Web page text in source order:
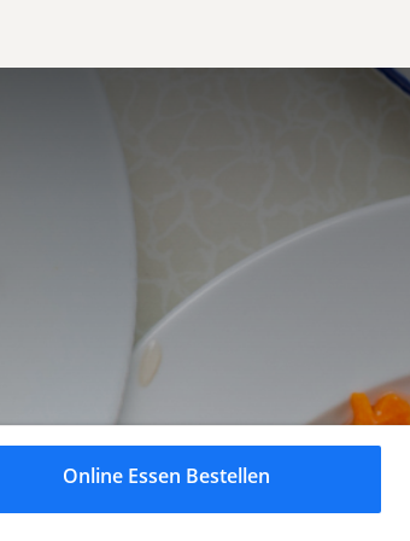
Entenfleischgerichte Knusprige
Online Essen Bestellen